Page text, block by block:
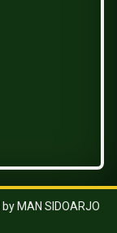
MAN SIDOARJO